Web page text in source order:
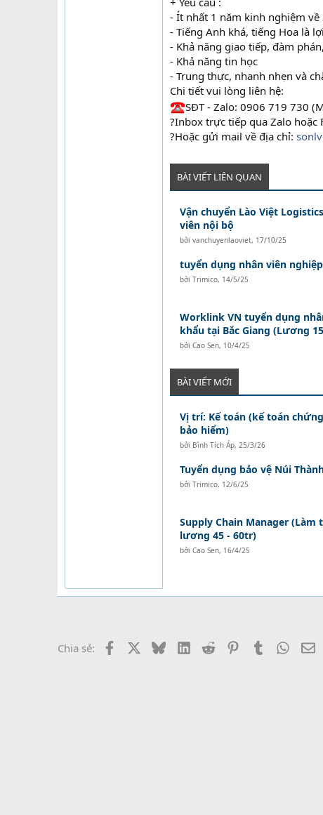
- Ít nhất 1 năm kinh nghiệm về
- Tiếng Anh khá, tiếng Hoa là
- Khả năng giao tiếp, đàm
- Khả năng tin học
- Trung thực, nhanh nhẹn và
Chi tiết vui lòng liên hệ:
SĐT - Zalo: 0906 719 730
?Inbox trực tiếp qua Zalo hoặc
?Hoặc gửi mail về địa chỉ:
BÀI VIẾT LIÊN QUAN
Vận chuyển Lào Việt
viên nội bộ
bởi vanchuyenlaoviet, 17/10/25
tuyển dụng nhân viên
bởi Trimico, 14/5/25
Worklink VN tuyển dụng
khẩu tại Bắc Giang (Lương
bởi Cao Sen, 10/4/25
BÀI VIẾT MỚI
Vị trí: Kế toán (kế toán
bảo hiểm)
bởi Bình Tích Áp, 25/3/26
Tuyển dụng bảo vệ Núi
bởi Trimico, 12/6/25
Supply Chain Manager (Làm
lương 45 - 60tr)
bởi Cao Sen, 16/4/25
Chia sẻ: Facebook BlueskyLinkedIn
Reddit PinterestTumblr